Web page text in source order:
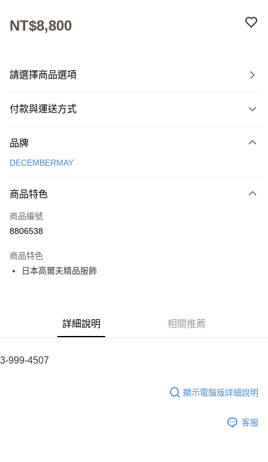
NT$8,800
請選擇商品選項
付款與運送方式
信用卡一次付款
LINE Pay
全盈+PAY
全家取貨付款
每筆NT$60
品牌
DECEMBERMAY
商品特色
商品編號
8806538
商品特色
日本高爾夫精品服飾
詳細說明 相關推薦
3-999-4507
顯示電腦版詳細說明
客服